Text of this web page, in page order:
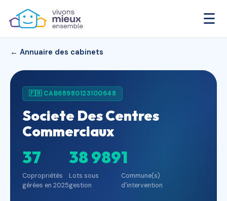
☰
← Annuaire des cabinets
🇫🇷 CAB68980123100648
Societe Des Centres
Commerciaux
37
Copropriétés
gérées en 2025
38 989
Lots sous
gestion
1
Commune(s)
d'intervention